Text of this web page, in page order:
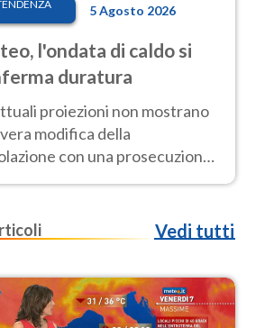
5 Agosto 2026
l'ondata di caldo si
duratura
proiezioni non mostrano
modifica della
con una prosecuzione
fuori scala per molti
Vedi tutti